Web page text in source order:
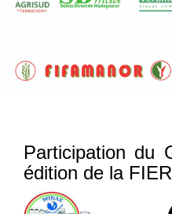
Participation du
édition de la